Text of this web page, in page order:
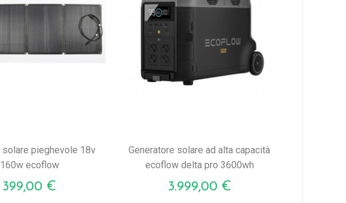
160w ecoflow
Prezzo
399,00 €
generatore solare ad alta capacità
ecoflow delta pro 3600wh
Prezzo
3.999,00 €